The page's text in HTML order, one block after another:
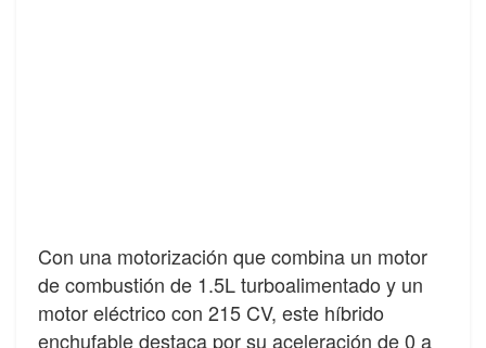
Con una motorización que combina un motor
de combustión de 1.5L turboalimentado y un
motor eléctrico con 215 CV, este híbrido
enchufable destaca por su aceleración de 0 a